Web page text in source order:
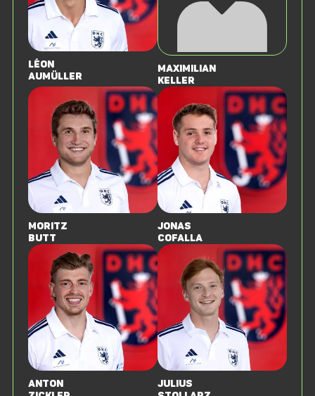
Léon
Aumüller
Maximilian
Keller
Moritz
Butt
Jonas
Cofalla
Anton
Julius